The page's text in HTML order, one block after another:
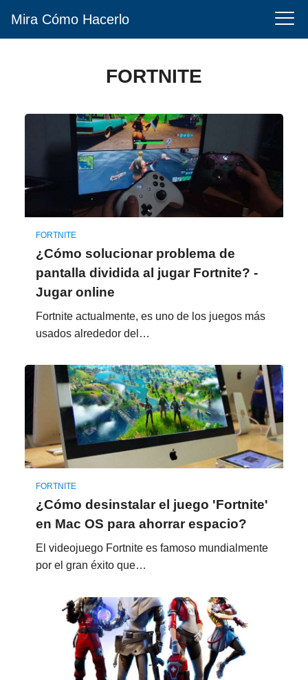
Mira Cómo Hacerlo
FORTNITE
FORTNITE
¿Cómo solucionar problema de
pantalla dividida al jugar Fortnite? -
Jugar online
Fortnite actualmente, es uno de los juegos más
usados alrededor del…
FORTNITE
¿Cómo desinstalar el juego 'Fortnite'
en Mac OS para ahorrar espacio?
El videojuego Fortnite es famoso mundialmente
por el gran éxito que…